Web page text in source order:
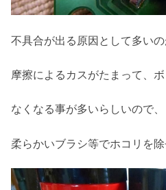
不具合が出る原因として多い
摩擦によるカスがたまって、
なくなる事が多いらしいので
柔らかいブラシ等でホコリを除